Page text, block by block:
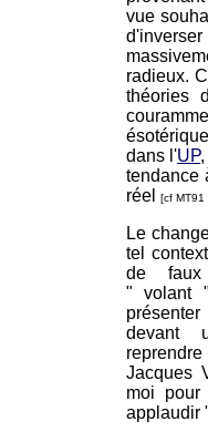
vue
radieux.
théories
dans l'UP
tendance
réel
[cf MT91
Le
tel
de faux
" volant
devant
Jacques
moi
applaudir